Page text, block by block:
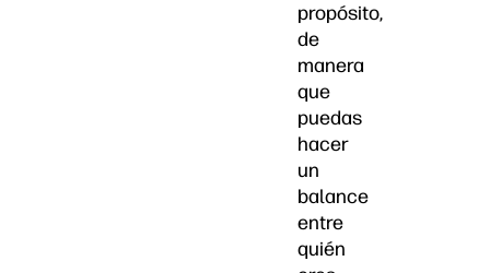
propósito,
de
manera
que
puedas
hacer
un
balance
entre
quién